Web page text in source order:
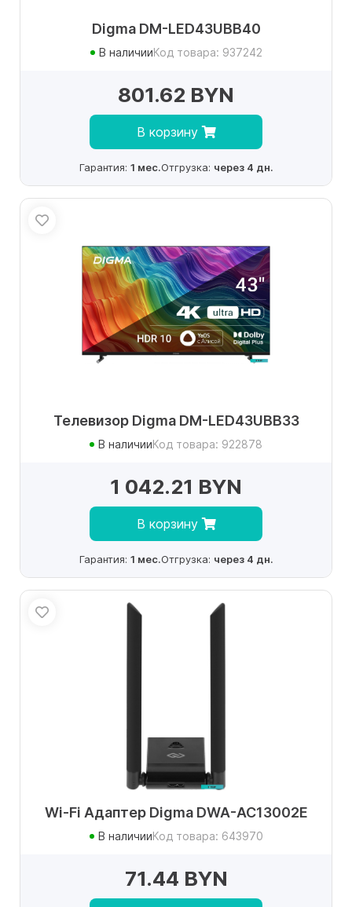
Digma DM-LED43UBB40
В наличииКод товара: 937242
801.62 BYN
В корзину
Гарантия: 1 мес.Отгрузка: через 4 дн.
Телевизор Digma DM-LED43UBB33
В наличииКод товара: 922878
1 042.21 BYN
В корзину
Гарантия: 1 мес.Отгрузка: через 4 дн.
Wi-Fi Адаптер Digma DWA-AC13002E
В наличииКод товара: 643970
71.44 BYN